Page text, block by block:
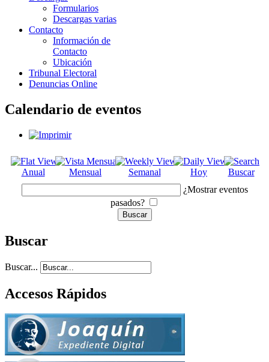
Formularios
Descargas varias
Contacto
Información de
Contacto
Ubicación
Tribunal Electoral
Denuncias Online
Calendario de eventos
Anual Mensual Semanal Hoy
Buscar
¿Mostrar eventos
pasados?
Buscar
Buscar...
Accesos Rápidos